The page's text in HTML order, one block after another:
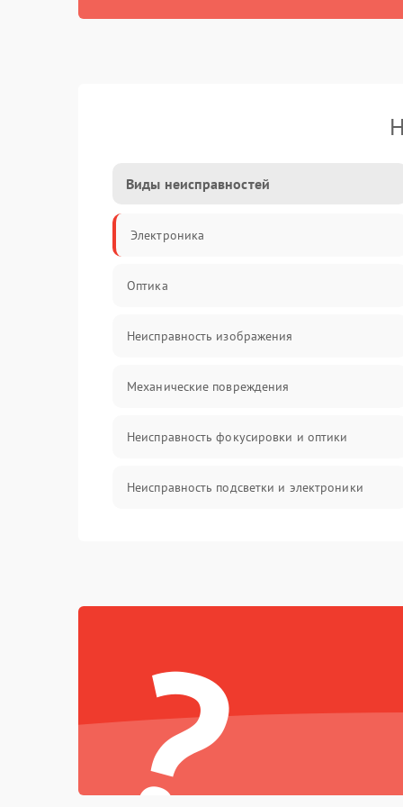
Виды неисправностей
Электроника
Оптика
Неисправность изображения
Механические повреждения
Неисправность фокусировки и оптики
Неисправность подсветки и электроники
Управление
Корпус/Герметичность
Датчики
?